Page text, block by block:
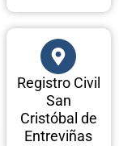
Registro Civil
San
Cristóbal de
Entreviñas